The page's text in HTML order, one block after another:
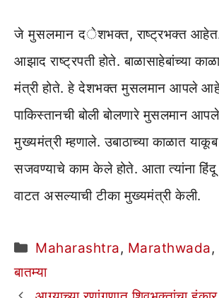
जे मुसलमान देशभक्त, राष्ट्रभक्त
आझाद राष्ट्रपती होते. बाळासाहेबांच्या
मंत्री होते. हे देशभक्त मुसलमान आपले
पाकिस्तानची बोली बोलणारे मुसलमान
मुख्यमंत्री म्हणाले. उबाठाच्या काळात
सजवण्याचे काम केले होते. आता त्यांना हिंदू
वाटत असल्याची टीका मुख्यमंत्री केली.
Categories
Maharashtra, Marathwada,
बातम्या